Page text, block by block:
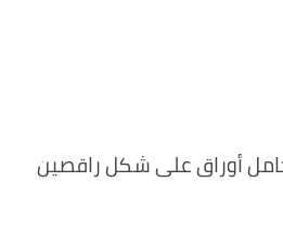
أوراق على شكل راقصين